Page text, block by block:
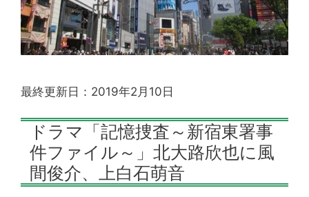
最終更新日：2019年2月10日
ドラマ「記憶捜査～新宿東署事
件ファイル～」北大路欣也に風
間俊介、上白石萌音